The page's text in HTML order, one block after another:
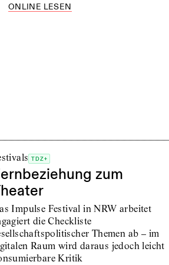
ONLINE LESEN
TDZ+
zum
Impulse Festival in NRW arbeitet
die Checkliste
Themen ab – im
Raum wird daraus jedoch leicht
Kritik